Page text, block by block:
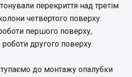
перекриття над третім
четвертого поверху.
першого поверху,
другого поверху.
до монтажу опалубки